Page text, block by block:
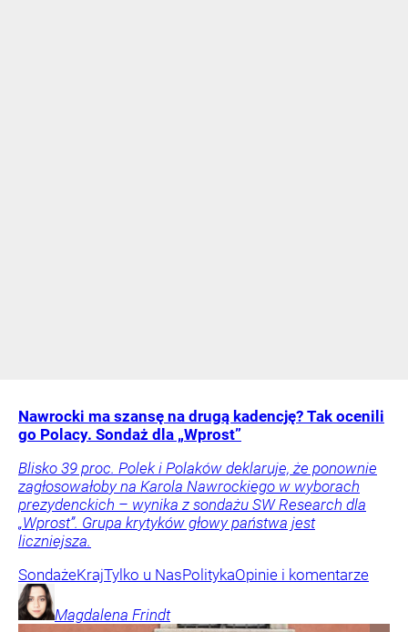
Nawrocki ma szansę na drugą kadencję? Tak ocenili
go Polacy. Sondaż dla „Wprost”
Blisko 39 proc. Polek i Polaków deklaruje, że ponownie
zagłosowałoby na Karola Nawrockiego w wyborach
prezydenckich – wynika z sondażu SW Research dla
„Wprost”. Grupa krytyków głowy państwa jest
liczniejsza.
SondażeKrajTylko u NasPolitykaOpinie i komentarze
Magdalena Frindt